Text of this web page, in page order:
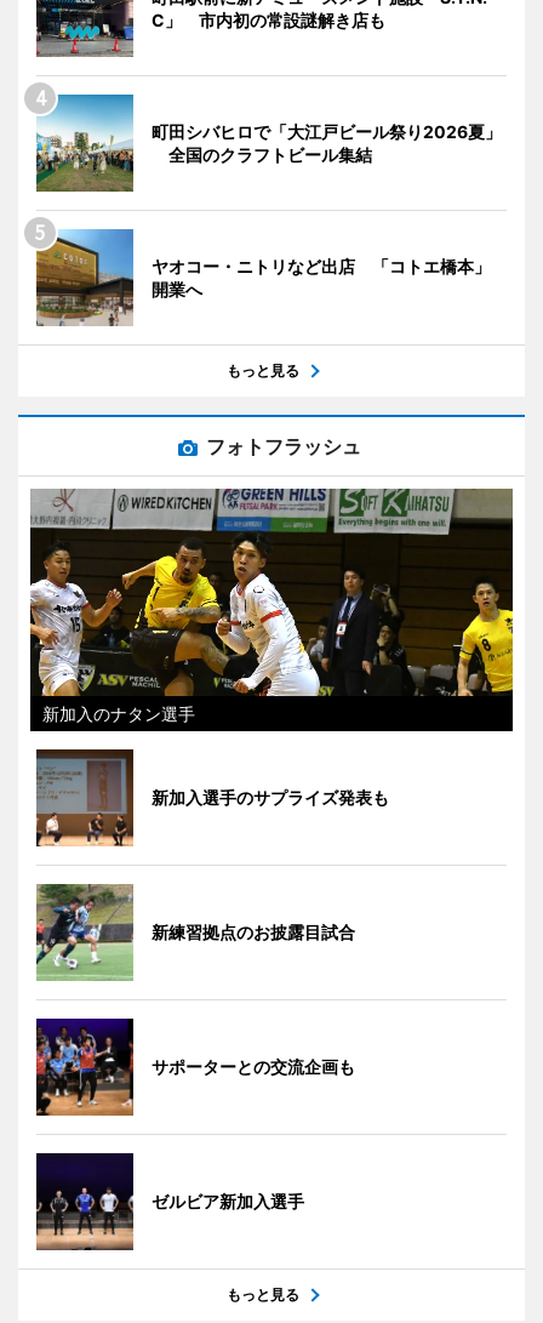
C」 市内初の常設謎解き店も
町田シバヒロで「大江戸ビール祭り2026夏」
全国のクラフトビール集結
ヤオコー・ニトリなど出店 「コトエ橋本」
開業へ
もっと見る
フォトフラッシュ
新加入のナタン選手
新加入選手のサプライズ発表も
新練習拠点のお披露目試合
サポーターとの交流企画も
ゼルビア新加入選手
もっと見る